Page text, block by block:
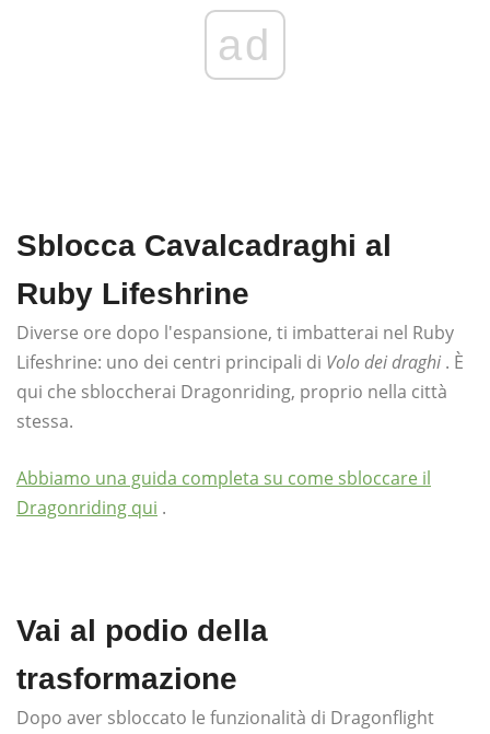
ad
Sblocca Cavalcadraghi al
Ruby Lifeshrine
Diverse ore dopo l'espansione, ti imbatterai nel Ruby
Lifeshrine: uno dei centri principali di Volo dei draghi . È
qui che sbloccherai Dragonriding, proprio nella città
stessa.
Abbiamo una guida completa su come sbloccare il
Dragonriding qui .
Vai al podio della
trasformazione
Dopo aver sbloccato le funzionalità di Dragonflight